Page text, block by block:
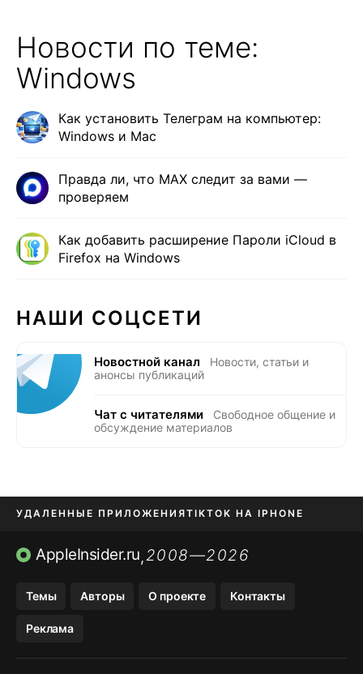
Новости по теме:
Windows
Как установить Телеграм на компьютер:
Windows и Mac
Правда ли, что MAX следит за вами —
проверяем
Как добавить расширение Пароли iCloud в
Firefox на Windows
НАШИ СОЦСЕТИ
Новостной канал
Новости, статьи и
анонсы публикаций
Чат с читателями
Свободное общение и
обсуждение материалов
УДАЛЕННЫЕ ПРИЛОЖЕНИЯTIKTOK НА IPHONE
ПРИЛОЖЕНИЯ БЕЗ APP STORE
AppleInsider.ru,2008—2026
Темы Авторы О проекте Контакты
Реклама